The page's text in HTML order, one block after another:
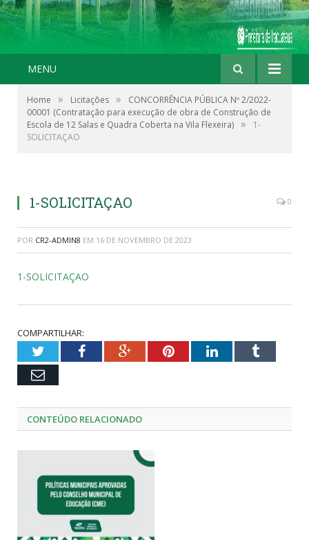
MENU
Home » Licitações »
CONCORRÊNCIA PÚBLICA Nº 2/2022-
00001 (Contratação para execução de obra de Construção de
Escola de 12 Salas e Quadra Coberta na Vila Flexeira) »
1-
SOLICITAÇAO
1-SOLICITAÇAO 0
POR CR2-ADMIN8 EM 16 DE NOVEMBRO DE 2023
1-SOLICITAÇAO
COMPARTILHAR:
TwitterFacebookGoogle+PinterestLinkedInTumblr
Email
CONTEÚDO RELACIONADO